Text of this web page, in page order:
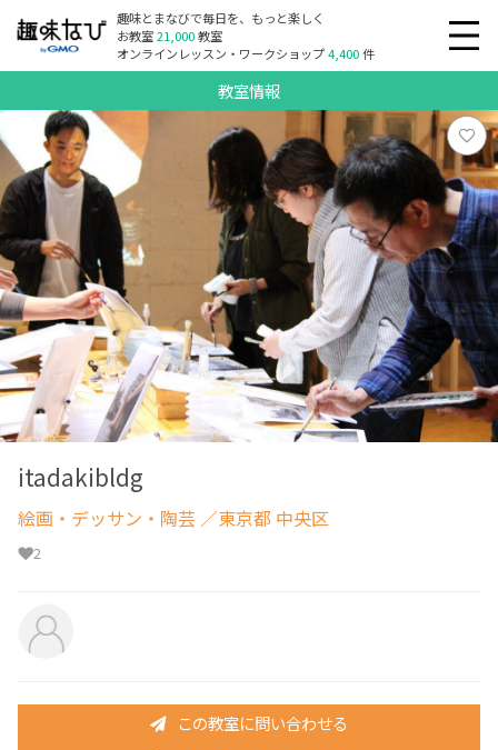
趣味とまなびで毎日を、もっと楽しく
お教室21,000教室
オンラインレッスン・ワークショップ4,400件
教室情報
itadakibldg
絵画・デッサン・陶芸 ／東京都 中央区
2
この教室に問い合わせる